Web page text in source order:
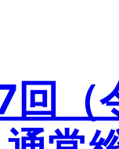
回（